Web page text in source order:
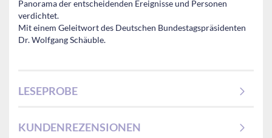
Panorama der entscheidenden Ereignisse und Personen
verdichtet.
Mit einem Geleitwort des Deutschen Bundestagspräsidenten
Dr. Wolfgang Schäuble.
LESEPROBE
KUNDENREZENSIONEN